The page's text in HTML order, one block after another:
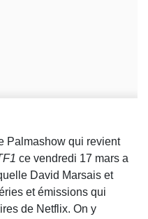
Palmashow qui revient
ce vendredi 17 mars a
David Marsais et
et émissions qui
de Netflix. On y